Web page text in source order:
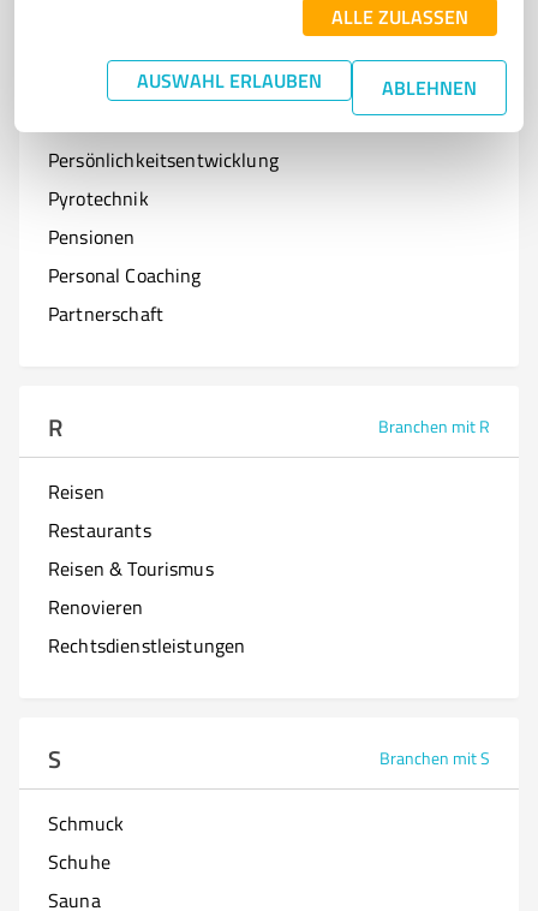
ALLE ZULASSEN
AUSWAHL ERLAUBEN ABLEHNEN
Branchen mit P
Persönlichkeitsentwicklung
Pyrotechnik
Pensionen
Personal Coaching
Partnerschaft
R Branchen mit R
Reisen
Restaurants
Reisen & Tourismus
Renovieren
Rechtsdienstleistungen
S Branchen mit S
Schmuck
Schuhe
Sauna